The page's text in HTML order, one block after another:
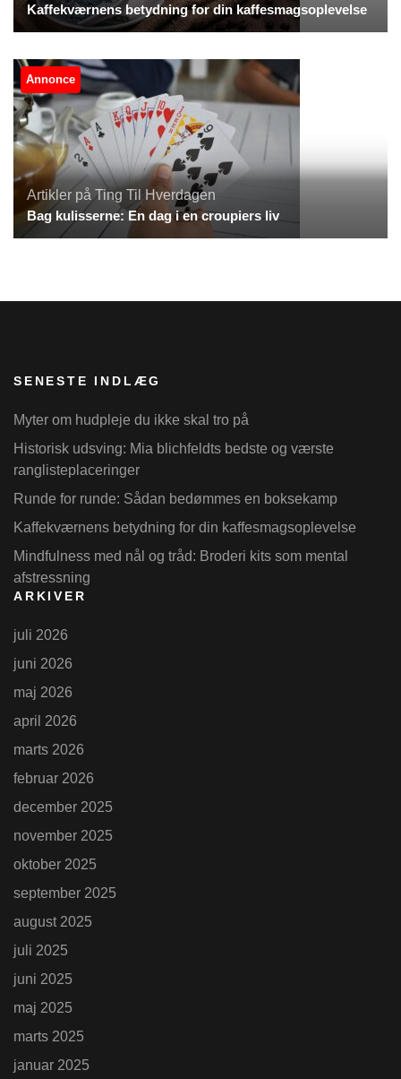
Kaffekværnens betydning for din kaffesmagsoplevelse
Annonce
Artikler på Ting Til Hverdagen
Bag kulisserne: En dag i en croupiers liv
SENESTE INDLÆG
Myter om hudpleje du ikke skal tro på
Historisk udsving: Mia blichfeldts bedste og værste
ranglisteplaceringer
Runde for runde: Sådan bedømmes en boksekamp
Kaffekværnens betydning for din kaffesmagsoplevelse
Mindfulness med nål og tråd: Broderi kits som mental
afstressning
ARKIVER
juli 2026
juni 2026
maj 2026
april 2026
marts 2026
februar 2026
december 2025
november 2025
oktober 2025
september 2025
august 2025
juli 2025
juni 2025
maj 2025
marts 2025
januar 2025